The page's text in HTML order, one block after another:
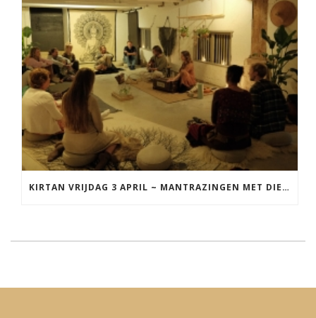
KIRTAN VRIJDAG 3 APRIL ~ MANTRAZINGEN MET DIEDERICK IN LEEUWARDEN